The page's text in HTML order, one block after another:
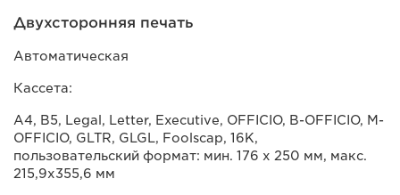
Двухсторонняя печать
Автоматическая
Кассета:
A4, B5, Legal, Letter, Executive, OFFICIO, B-OFFICIO, M-
OFFICIO, GLTR, GLGL, Foolscap, 16K,
пользовательский формат: мин. 176 х 250 мм, макс.
215,9х355,6 мм